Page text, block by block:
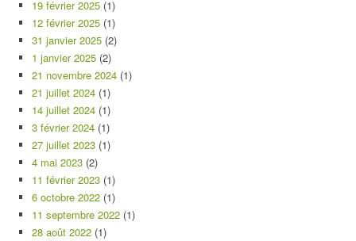
19 février 2025 (1)
12 février 2025 (1)
31 janvier 2025 (2)
1 janvier 2025 (2)
21 novembre 2024 (1)
21 juillet 2024 (1)
14 juillet 2024 (1)
3 février 2024 (1)
27 juillet 2023 (1)
4 mai 2023 (2)
11 février 2023 (1)
6 octobre 2022 (1)
11 septembre 2022 (1)
28 août 2022 (1)